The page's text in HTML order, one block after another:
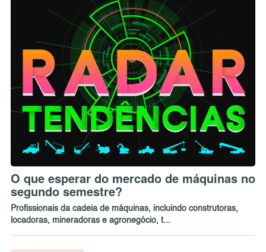
O que esperar do mercado de máquinas no
segundo semestre?
Profissionais da cadeia de máquinas, incluindo construtoras,
locadoras, mineradoras e agronegócio, t...